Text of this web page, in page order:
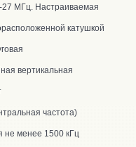
27 МГц. Настраиваемая
катушкой
вертикальная
частота)
не менее 1500 кГц